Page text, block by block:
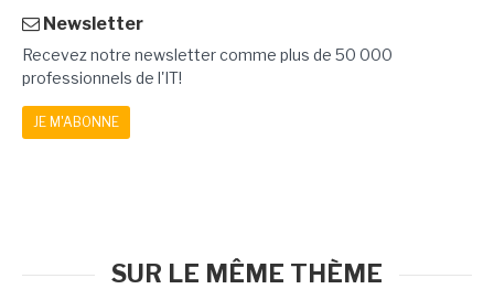
Newsletter
Recevez notre newsletter comme plus de 50 000
professionnels de l'IT!
JE M'ABONNE
SUR LE MÊME THÈME